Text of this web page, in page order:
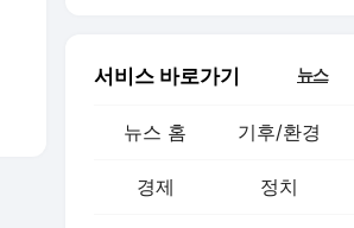
서비스 바로가기 뉴스
뉴스 홈 기후/환경
경제 정치